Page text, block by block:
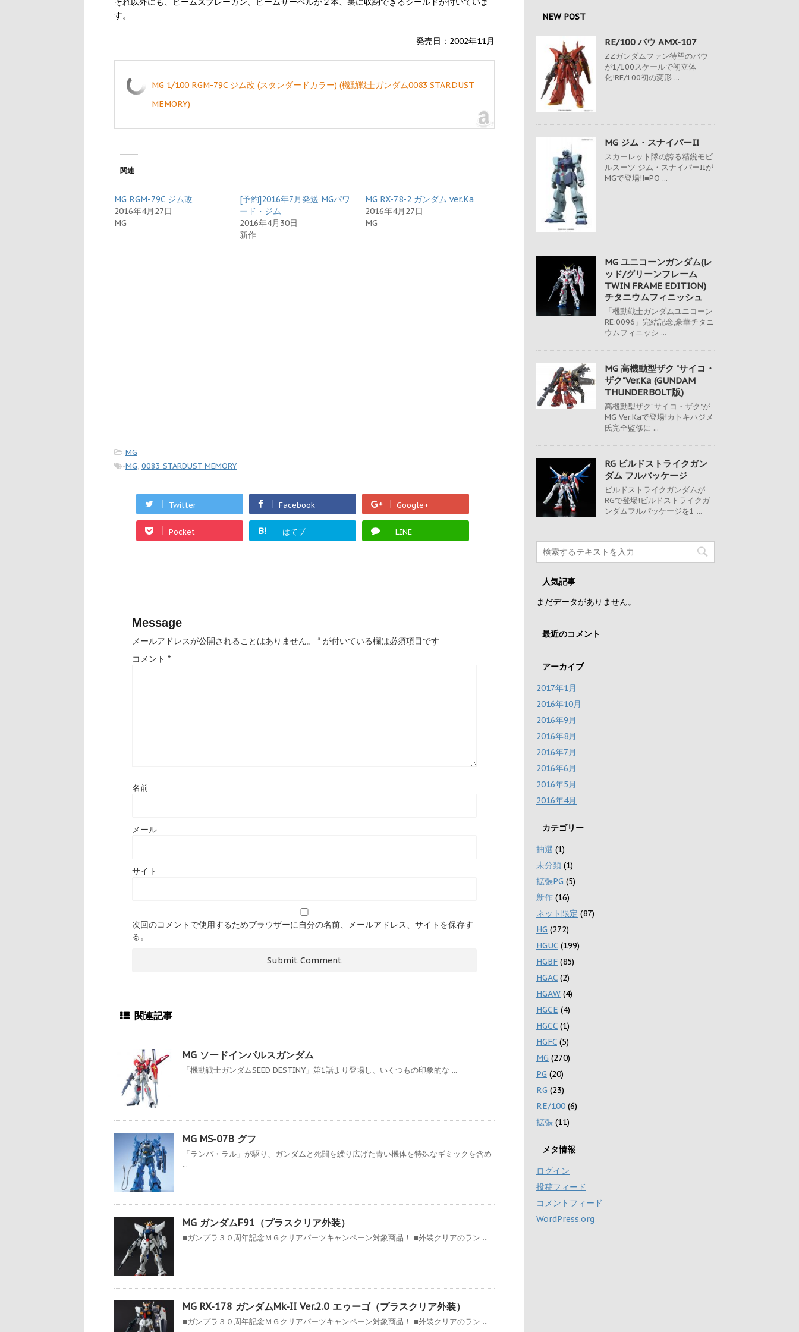
す。
発売日：2002年11月
MG 1/100 RGM-79C ジム改 (スタンダードカラー) (機動戦士ガンダム0083 STARDUST
MEMORY)
関連
MG RGM-79C ジム改
2016年4月27日
MG
[予約]2016年7月発送 MGパワ
ード・ジム
2016年4月30日
新作
MG RX-78-2 ガンダム ver.Ka
2016年4月27日
MG
-MG
-MG, 0083 STARDUST MEMORY
Twitter Facebook Google+
Pocket B! はてブ LINE
Message
メールアドレスが公開されることはありません。 * が付いている欄は必須項目です
コメント *
名前
メール
サイト
次回のコメントで使用するためブラウザーに自分の名前、メールアドレス、サイトを保存す
る。
関連記事
MG ソードインパルスガンダム
「機動戦士ガンダムSEED DESTINY」第1話より登場し、いくつもの印象的な ...
MG MS-07B グフ
「ランバ・ラル」が駆り、ガンダムと死闘を繰り広げた青い機体を特殊なギミックを含め
...
MG ガンダムF91（プラスクリア外装）
■ガンプラ３０周年記念ＭＧクリアパーツキャンペーン対象商品！ ■外装クリアのラン ...
MG RX-178 ガンダムMk-II Ver.2.0 エゥーゴ（プラスクリア外装）
■ガンプラ３０周年記念ＭＧクリアパーツキャンペーン対象商品！ ■外装クリアのラン ...
NEW POST
RE/100 バウ AMX-107
ZZガンダムファン待望のバウ
が1/100スケールで初立体
化!RE/100初の変形 ...
MG ジム・スナイパーII
スカーレット隊の誇る精鋭モビ
ルスーツ ジム・スナイパーIIが
MGで登場!!■PO ...
MG ユニコーンガンダム(レ
ッド/グリーンフレーム
TWIN FRAME EDITION)
チタニウムフィニッシュ
「機動戦士ガンダムユニコーン
RE:0096」完結記念,豪華チタニ
ウムフィニッシ ...
MG 高機動型ザク "サイコ・
ザク"Ver.Ka (GUNDAM
THUNDERBOLT版)
高機動型ザク“サイコ・ザク"が
MG Ver.Kaで登場!カトキハジメ
氏完全監修に ...
RG ビルドストライクガン
ダム フルパッケージ
ビルドストライクガンダムが
RGで登場!ビルドストライクガ
ンダムフルパッケージを1 ...
人気記事
まだデータがありません。
最近のコメント
アーカイブ
2017年1月
2016年10月
2016年9月
2016年8月
2016年7月
2016年6月
2016年5月
2016年4月
カテゴリー
抽選 (1)
未分類 (1)
拡張PG (5)
新作 (16)
ネット限定 (87)
HG (272)
HGUC (199)
HGBF (85)
HGAC (2)
HGAW (4)
HGCE (4)
HGCC (1)
HGFC (5)
MG (270)
PG (20)
RG (23)
RE/100 (6)
拡張 (11)
メタ情報
ログイン
投稿フィード
コメントフィード
WordPress.org